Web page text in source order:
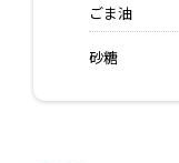
ごま油
砂糖